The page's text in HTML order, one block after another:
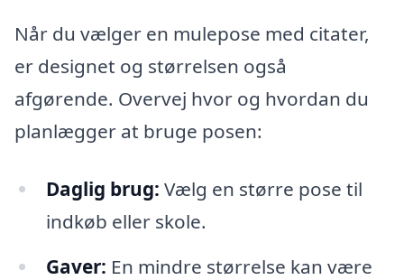
Når du vælger en mulepose med citater,
er designet og størrelsen også
afgørende. Overvej hvor og hvordan du
planlægger at bruge posen:
Daglig brug: Vælg en større pose til
indkøb eller skole.
Gaver: En mindre størrelse kan være